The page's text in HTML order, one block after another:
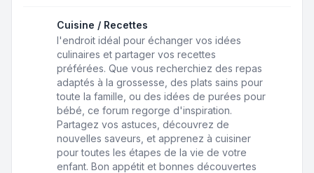
Cuisine / Recettes
l'endroit idéal pour échanger vos idées
culinaires et partager vos recettes
préférées. Que vous recherchiez des repas
adaptés à la grossesse, des plats sains pour
toute la famille, ou des idées de purées pour
bébé, ce forum regorge d'inspiration.
Partagez vos astuces, découvrez de
nouvelles saveurs, et apprenez à cuisiner
pour toutes les étapes de la vie de votre
enfant. Bon appétit et bonnes découvertes